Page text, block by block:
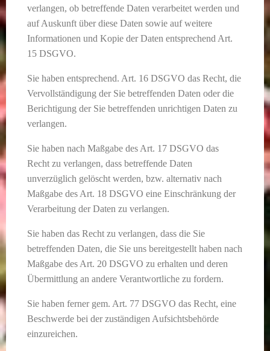
verlangen, ob betreffende Daten verarbeitet werden und
auf Auskunft über diese Daten sowie auf weitere
Informationen und Kopie der Daten entsprechend Art.
15 DSGVO.
Sie haben entsprechend. Art. 16 DSGVO das Recht, die
Vervollständigung der Sie betreffenden Daten oder die
Berichtigung der Sie betreffenden unrichtigen Daten zu
verlangen.
Sie haben nach Maßgabe des Art. 17 DSGVO das
Recht zu verlangen, dass betreffende Daten
unverzüglich gelöscht werden, bzw. alternativ nach
Maßgabe des Art. 18 DSGVO eine Einschränkung der
Verarbeitung der Daten zu verlangen.
Sie haben das Recht zu verlangen, dass die Sie
betreffenden Daten, die Sie uns bereitgestellt haben nach
Maßgabe des Art. 20 DSGVO zu erhalten und deren
Übermittlung an andere Verantwortliche zu fordern.
Sie haben ferner gem. Art. 77 DSGVO das Recht, eine
Beschwerde bei der zuständigen Aufsichtsbehörde
einzureichen.